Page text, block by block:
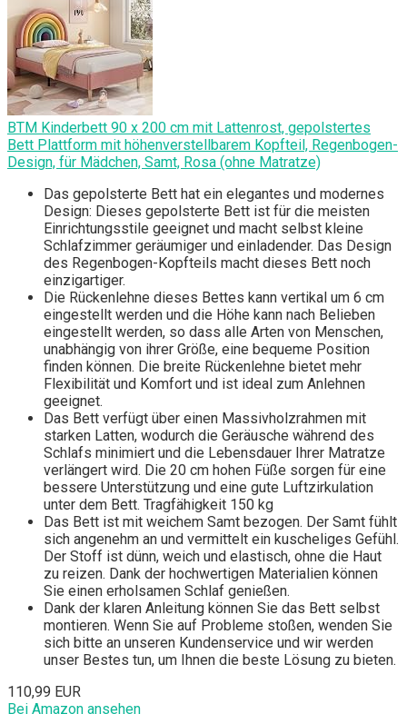
BTM Kinderbett 90 x 200 cm mit Lattenrost, gepolstertes
Bett Plattform mit höhenverstellbarem Kopfteil, Regenbogen-
Design, für Mädchen, Samt, Rosa (ohne Matratze)
Das gepolsterte Bett hat ein elegantes und modernes
Design: Dieses gepolsterte Bett ist für die meisten
Einrichtungsstile geeignet und macht selbst kleine
Schlafzimmer geräumiger und einladender. Das Design
des Regenbogen-Kopfteils macht dieses Bett noch
einzigartiger.
Die Rückenlehne dieses Bettes kann vertikal um 6 cm
eingestellt werden und die Höhe kann nach Belieben
eingestellt werden, so dass alle Arten von Menschen,
unabhängig von ihrer Größe, eine bequeme Position
finden können. Die breite Rückenlehne bietet mehr
Flexibilität und Komfort und ist ideal zum Anlehnen
geeignet.
Das Bett verfügt über einen Massivholzrahmen mit
starken Latten, wodurch die Geräusche während des
Schlafs minimiert und die Lebensdauer Ihrer Matratze
verlängert wird. Die 20 cm hohen Füße sorgen für eine
bessere Unterstützung und eine gute Luftzirkulation
unter dem Bett. Tragfähigkeit 150 kg
Das Bett ist mit weichem Samt bezogen. Der Samt fühlt
sich angenehm an und vermittelt ein kuscheliges Gefühl.
Der Stoff ist dünn, weich und elastisch, ohne die Haut
zu reizen. Dank der hochwertigen Materialien können
Sie einen erholsamen Schlaf genießen.
Dank der klaren Anleitung können Sie das Bett selbst
montieren. Wenn Sie auf Probleme stoßen, wenden Sie
sich bitte an unseren Kundenservice und wir werden
unser Bestes tun, um Ihnen die beste Lösung zu bieten.
110,99 EUR
Bei Amazon ansehen